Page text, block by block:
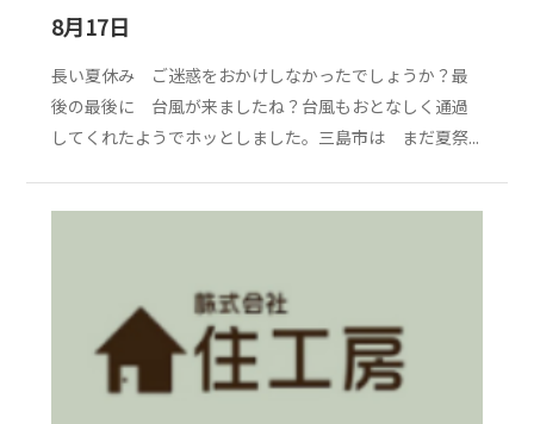
8月17日
長い夏休み ご迷惑をおかけしなかったでしょうか？最
後の最後に 台風が来ましたね？台風もおとなしく通過
してくれたようでホッとしました。三島市は まだ夏祭...